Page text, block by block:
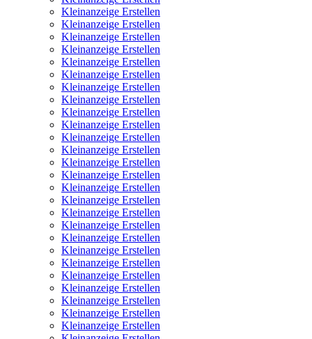
Kleinanzeige Erstellen
Kleinanzeige Erstellen
Kleinanzeige Erstellen
Kleinanzeige Erstellen
Kleinanzeige Erstellen
Kleinanzeige Erstellen
Kleinanzeige Erstellen
Kleinanzeige Erstellen
Kleinanzeige Erstellen
Kleinanzeige Erstellen
Kleinanzeige Erstellen
Kleinanzeige Erstellen
Kleinanzeige Erstellen
Kleinanzeige Erstellen
Kleinanzeige Erstellen
Kleinanzeige Erstellen
Kleinanzeige Erstellen
Kleinanzeige Erstellen
Kleinanzeige Erstellen
Kleinanzeige Erstellen
Kleinanzeige Erstellen
Kleinanzeige Erstellen
Kleinanzeige Erstellen
Kleinanzeige Erstellen
Kleinanzeige Erstellen
Kleinanzeige Erstellen